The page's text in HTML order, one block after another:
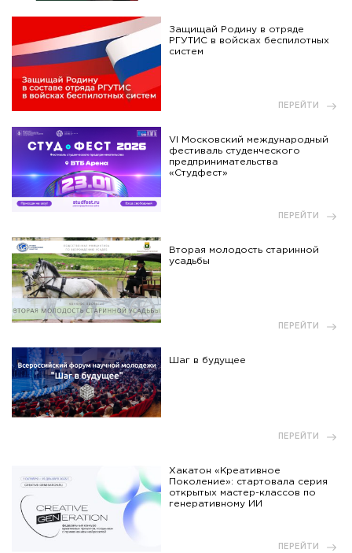
Защищай Родину в отряде
РГУТИС в войсках беспилотных
систем
ПЕРЕЙТИ
VI Московский международный
фестиваль студенческого
предпринимательства
«Студфест»
ПЕРЕЙТИ
Вторая молодость старинной
усадьбы
ПЕРЕЙТИ
Шаг в будущее
ПЕРЕЙТИ
Хакатон «Креативное
Поколение»: стартовала серия
открытых мастер-классов по
генеративному ИИ
ПЕРЕЙТИ